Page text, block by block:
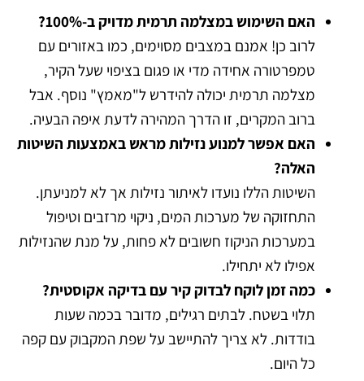
האם השימוש במצלמה תרמית מדויק ב-100%?
לרוב כן! אמנם במצבים מסוימים, כמו באזורים עם
טמפרטורה אחידה מדי או פגום בציפוי שעל הקיר,
מצלמה תרמית יכולה להידרש ל"מאמץ" נוסף. אבל
ברוב המקרים, זו הדרך המהירה לדעת איפה הבעיה.
האם אפשר למנוע נזילות מראש באמצעות השיטות
האלה?
השיטות הללו נועדו לאיתור נזילות אך לא למניעתן.
התחזוקה של מערכות המים, ניקוי מרזבים וטיפול
במערכות הניקוז חשובים לא פחות, על מנת שהנזילות
אפילו לא יתחילו.
כמה זמן לוקח לבדוק קיר עם בדיקה אקוסטית?
תלוי בשטח. לבתים רגילים, מדובר בכמה שעות
בודדות. לא צריך להתיישב על שפת המקבוק עם קפה
כל היום.